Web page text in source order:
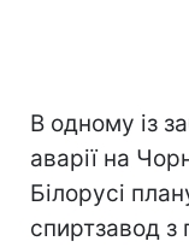
В одному із
аварії на
Білорусі
спиртзавод з